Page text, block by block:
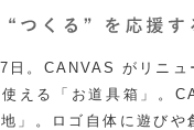
日。CANVAS がリニュ
える「お道具箱」。
」。ロゴ自体に遊び